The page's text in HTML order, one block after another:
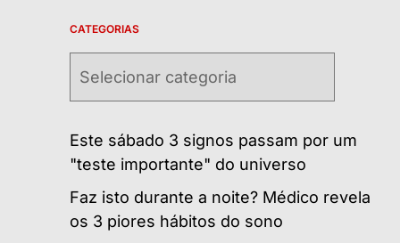
CATEGORIAS
Este sábado 3 signos passam por um
"teste importante" do universo
Faz isto durante a noite? Médico revela
os 3 piores hábitos do sono